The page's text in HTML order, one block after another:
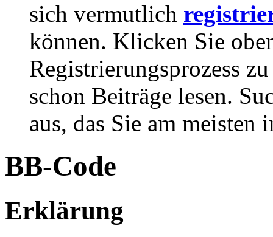
sich vermutlich
können. Klicken Sie
Registrierungsprozess
schon Beiträge lesen.
aus, das Sie am meisten
BB-Code
Erklärung